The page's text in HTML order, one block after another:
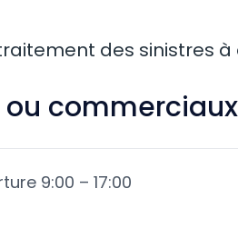
des sinistres à
commerciaux
9:00 – 17:00